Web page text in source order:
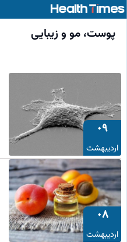
پوست، مو و زیبایی
09
اردیبهشت
08
اردیبهشت